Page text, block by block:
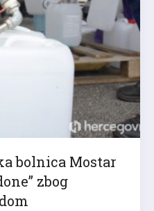
bolnica Mostar
zbog